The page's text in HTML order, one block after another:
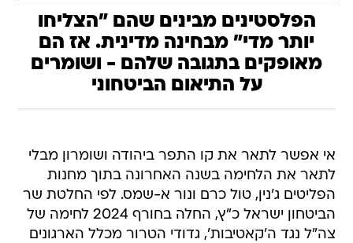
הפלסטינים מבינים שהם "הצליחו
יותר מדי" מבחינה מדינית. אז הם
מאופקים בתגובה שלהם - ושומרים
על התיאום הביטחוני
אי אפשר לתאר את קו התפר ביהודה ושומרון מבלי
לתאר את הלחימה בשנה האחרונה בתוך מחנות
הפליטים ג'נין, טול כרם ונור א-שמס. לפי החלטת שר
הביטחון ישראל כ"ץ, החלה בחורף 2024 לחימה של
צה"ל נגד ה'קאטיבות', גדודי הטרור מכלל הארגונים